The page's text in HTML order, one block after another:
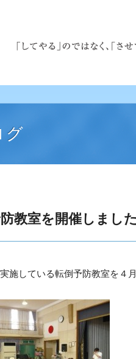
グ
教室を開催しまし
施している転倒予防教室を４